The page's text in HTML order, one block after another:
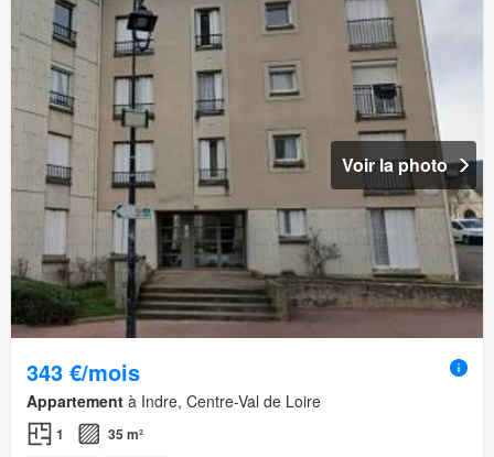
Voir la photo
343 €/mois
Appartement à Indre, Centre-Val de Loire
1 35 m²